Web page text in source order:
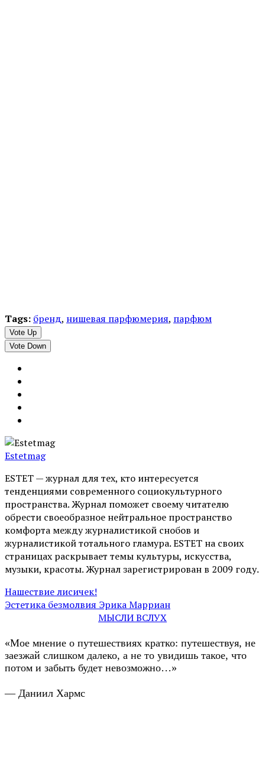
Tags: бренд, нишевая парфюмерия, парфюм
Vote Up
Vote Down
Estetmag
ESTET — журнал для тех, кто интересуeтся
тенденциями современного социокультурного
пространства. Журнал поможет своему читателю
обрести своеобразное нейтральное пространство
комфорта между журналистикой снобов и
журналистикой тотального гламура. ESTET на своих
страницах раскрывает темы культуры, искусства,
музыки, красоты. Журнал зарегистрирован в 2009 году.
Нашествие лисичек!
Эстетика безмолвия Эрика Марриан
МЫСЛИ ВСЛУХ
«Мое мнение о путешествиях кратко: путешествуя, не
заезжай слишком далеко, а не то увидишь такое, что
потом и забыть будет невозможно…»
— Даниил Хармс